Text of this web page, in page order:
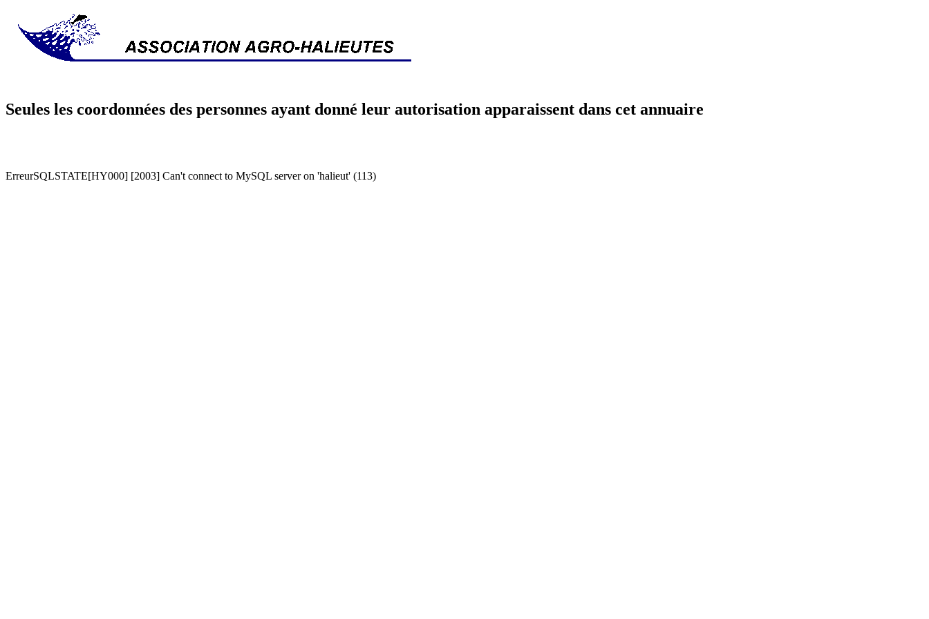
Seules les coordonnées des personnes ayant donné leur autorisation apparaissent dans cet annuaire
ErreurSQLSTATE[HY000] [2003] Can't connect to MySQL server on 'halieut' (113)